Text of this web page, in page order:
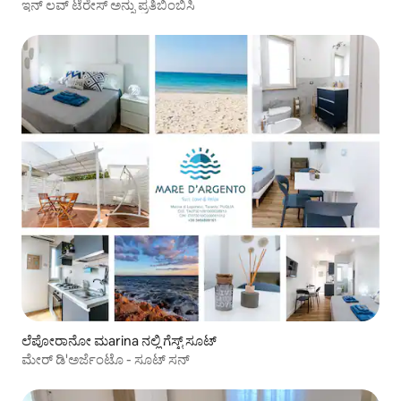
ಇನ್ ಲವ್ ಟೆರೇಸ್ ಅನ್ನು ಪ್ರತಿಬಿಂಬಿಸಿ
ಲೆಪೋರಾನೋ ಮarina ನಲ್ಲಿ ಗೆಸ್ಟ್ ಸೂಟ್
ಮೇರ್ ಡಿ'ಅರ್ಜೆಂಟೊ - ಸೂಟ್ ಸನ್